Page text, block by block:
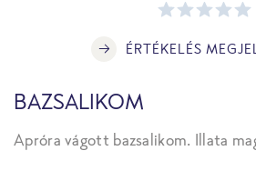
ÉRTÉKELÉS
BAZSALIKOM
Apróra vágott bazsalikom. Illata